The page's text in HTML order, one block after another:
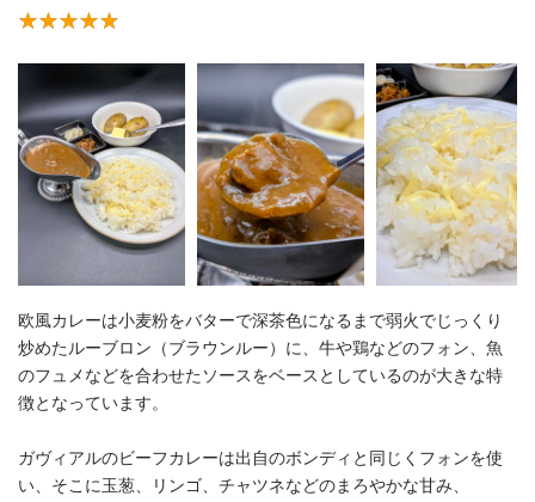
欧風カレーは小麦粉をバターで深茶色になるまで弱火でじっくり
炒めたルーブロン（ブラウンルー）に、牛や鶏などのフォン、魚
のフュメなどを合わせたソースをベースとしているのが大きな特
徴となっています。
ガヴィアルのビーフカレーは出自のボンディと同じくフォンを使
い、そこに玉葱、リンゴ、チャツネなどのまろやかな甘み、